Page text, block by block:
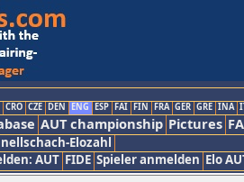
CRO CZE DEN ENG ESP FAI FIN FRA GER GRE INA
AUT championship Pictures
Elozahl
AUT FIDE Spieler anmelden Elo